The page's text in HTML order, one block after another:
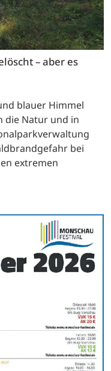
– aber es
blauer Himmel
die Natur und in
bei
extremen